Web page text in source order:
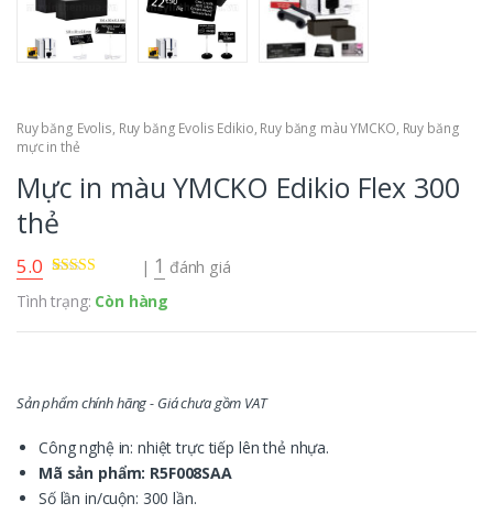
Ruy băng Evolis, Ruy băng Evolis Edikio, Ruy băng màu YMCKO, Ruy băng
mực in thẻ
Mực in màu YMCKO Edikio Flex 300
thẻ
5.0
dựa trênđánh
| 1 đánh giá
Tình trạng: Còn hàng
Sản phẩm chính hãng - Giá chưa gồm VAT
Công nghệ in: nhiệt trực tiếp lên thẻ nhựa.
Mã sản phẩm: R5F008SAA
Số lần in/cuộn: 300 lần.